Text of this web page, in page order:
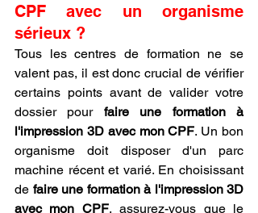
CPF avec un organisme
sérieux ?
Tous les centres de formation ne se
valent pas, il est donc crucial de vérifier
certains points avant de valider votre
dossier pour faire une formation à
l'impression 3D avec mon CPF. Un bon
organisme doit disposer d'un parc
machine récent et varié. En choisissant
de faire une formation à l'impression 3D
avec mon CPF, assurez-vous que le